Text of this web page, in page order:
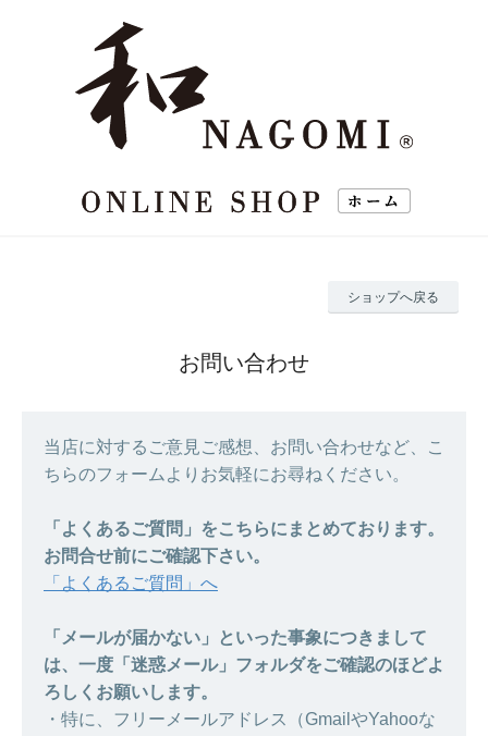
ショップへ戻る
お問い合わせ
当店に対するご意見ご感想、お問い合わせなど、こ
ちらのフォームよりお気軽にお尋ねください。
「よくあるご質問」をこちらにまとめております。
お問合せ前にご確認下さい。
「よくあるご質問」へ
「メールが届かない」といった事象につきまして
は、一度「迷惑メール」フォルダをご確認のほどよ
ろしくお願いします。
・特に、フリーメールアドレス（GmailやYahooな